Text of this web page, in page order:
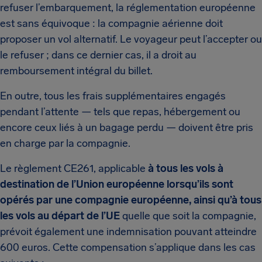
refuser l’embarquement, la réglementation européenne
est sans équivoque : la compagnie aérienne doit
proposer un vol alternatif. Le voyageur peut l’accepter ou
le refuser ; dans ce dernier cas, il a droit au
remboursement intégral du billet.
En outre, tous les frais supplémentaires engagés
pendant l’attente — tels que repas, hébergement ou
encore ceux liés à un bagage perdu — doivent être pris
en charge par la compagnie.
Le règlement CE261, applicable à tous les vols à
destination de l’Union européenne lorsqu’ils sont
opérés par une compagnie européenne, ainsi qu’à tous
les vols au départ de l’UEquelle que soit la compagnie,
prévoit également une indemnisation pouvant atteindre
600 euros. Cette compensation s’applique dans les cas